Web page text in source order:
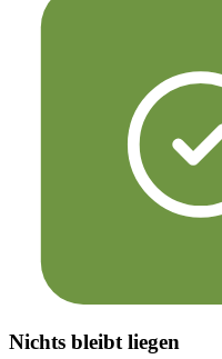
Nichts bleibt liegen